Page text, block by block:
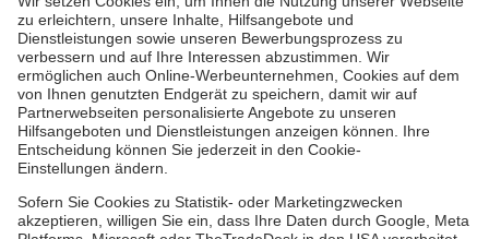
Die Johanniter GmbH führt das Spendenzertifikat
des Deutschen Spendenrats e.V.